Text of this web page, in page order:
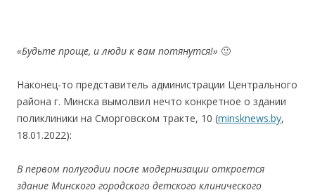
«Будьте проще, и люди к вам потянутся!» 🙂
Наконец-то представитель администрации Центрального
района г. Минска вымолвил нечто конкретное о здании
поликлиники на Сморговском тракте, 10 (minsknews.by,
18.01.2022):
В первом полугодии после модернизации откроется
здание Минского городского детского клинического